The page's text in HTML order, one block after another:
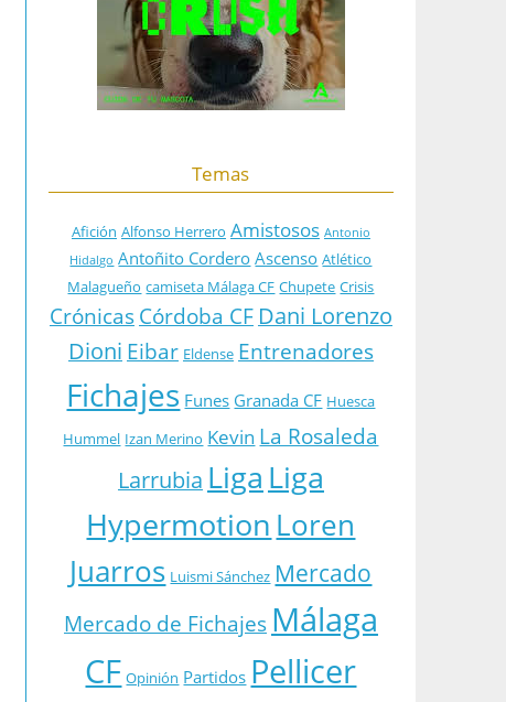
Temas
Afición Alfonso Herrero Amistosos Antonio
Hidalgo Antoñito Cordero Ascenso Atlético
Malagueño camiseta Málaga CF Chupete Crisis
Crónicas Córdoba CF Dani Lorenzo
Dioni Eibar Eldense Entrenadores
Fichajes Funes Granada CF Huesca
Hummel Izan Merino Kevin La Rosaleda
Larrubia Liga Liga
Hypermotion Loren
Juarros Luismi Sánchez Mercado
Mercado de Fichajes Málaga
CF Opinión Partidos Pellicer